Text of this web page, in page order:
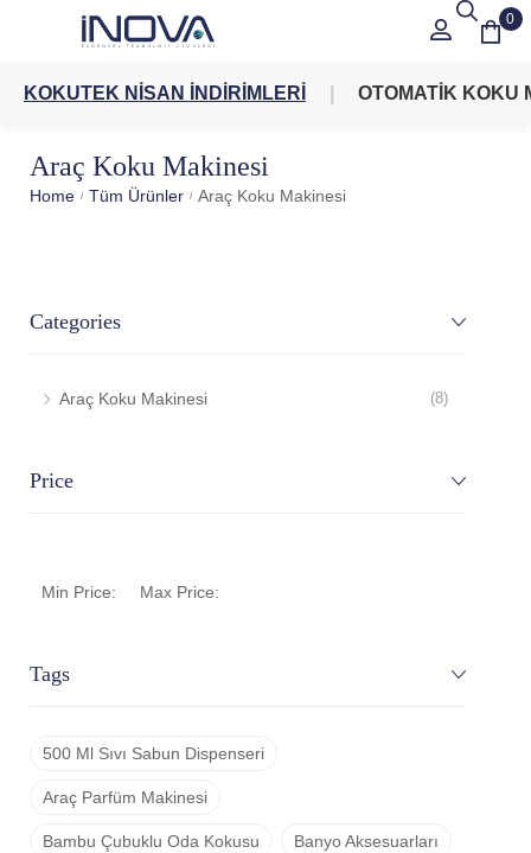
0
KOKUTEK NİSAN İNDİRİMLERİ OTOMATİK KOKU
Araç Koku Makinesi
Home / Tüm Ürünler / Araç Koku Makinesi
Categories
Araç Koku Makinesi (8)
Price
Min Price: Max Price:
Tags
500 Ml Sıvı Sabun Dispenseri
Araç Parfüm Makinesi
Bambu Çubuklu Oda Kokusu Banyo Aksesuarları